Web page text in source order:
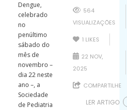
Dengue,
celebrado
no
penúltimo
sábado do
mês de
novembro –
dia 22 neste
ano –, a
Sociedade
de Pediatria
564
VISUALIZAÇÕES
1 LIKES
22 NOV,
2025
COMPARTILHE
LER ARTIGO